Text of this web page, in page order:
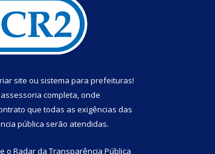
site ou sistema para prefeituras!
assessoria completa, onde
que todas as exigências das
pública serão atendidas.
e o Radar da Transparência Pública